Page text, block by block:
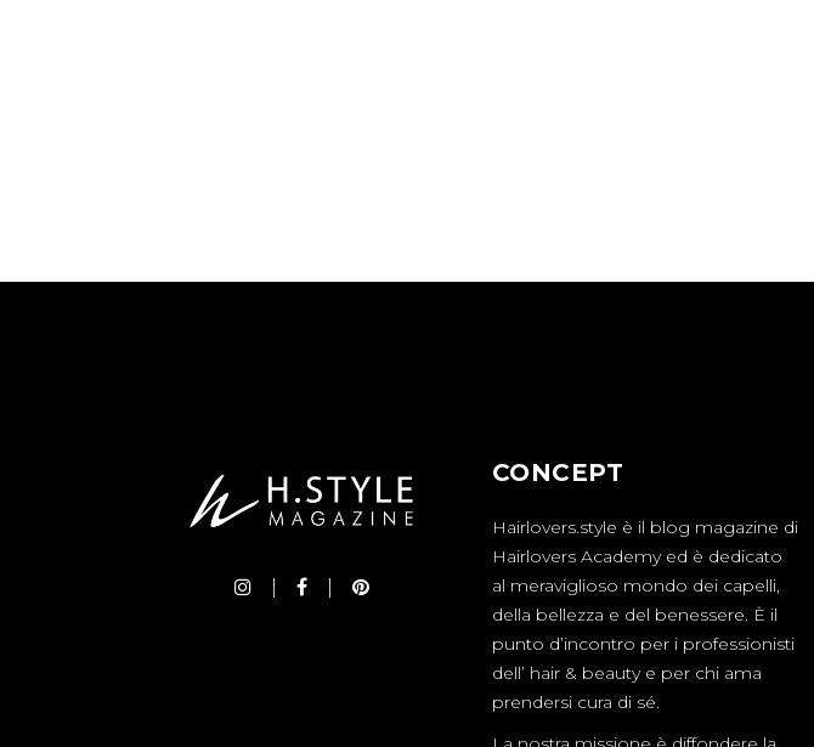
CONCEPT
Hairlovers.style è il blog magazine di
Hairlovers Academy ed è dedicato
al meraviglioso mondo dei capelli,
della bellezza e del benessere. È il
punto d’incontro per i professionisti
dell’ hair & beauty e per chi ama
prendersi cura di sé.